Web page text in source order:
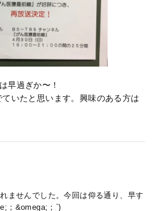
早過ぎか〜！
いたと思います。興味のある方は
ませんでした。今回は仰る通り、早す
；&omega;；`)